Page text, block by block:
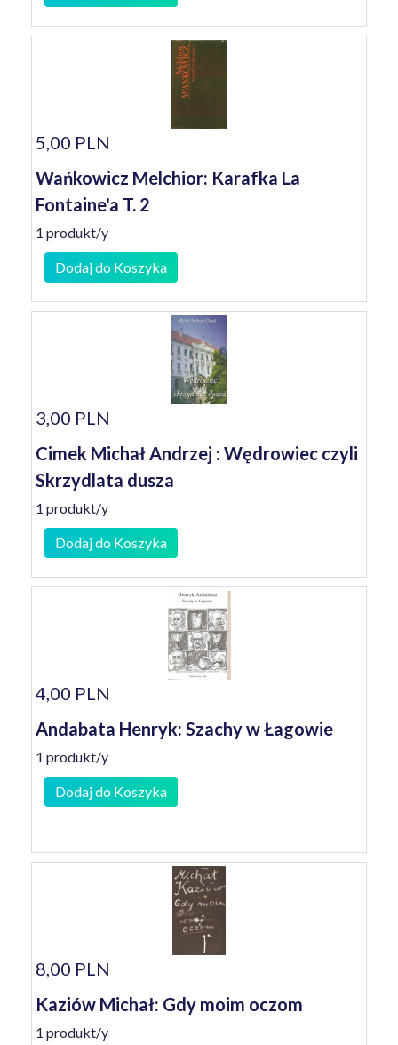
5,00 PLN
Wańkowicz Melchior: Karafka La
Fontaine'a T. 2
1 produkt/y
Dodaj do Koszyka
3,00 PLN
Cimek Michał Andrzej : Wędrowiec czyli
Skrzydlata dusza
1 produkt/y
Dodaj do Koszyka
4,00 PLN
Andabata Henryk: Szachy w Łagowie
1 produkt/y
Dodaj do Koszyka
8,00 PLN
Kaziów Michał: Gdy moim oczom
1 produkt/y